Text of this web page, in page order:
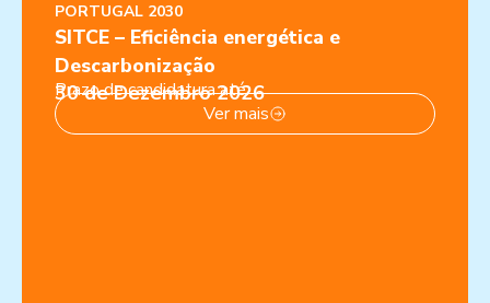
PORTUGAL 2030
SITCE – Eficiência energética e
Descarbonização
Prazo de candidatura até:
30 de Dezembro 2026
Ver mais